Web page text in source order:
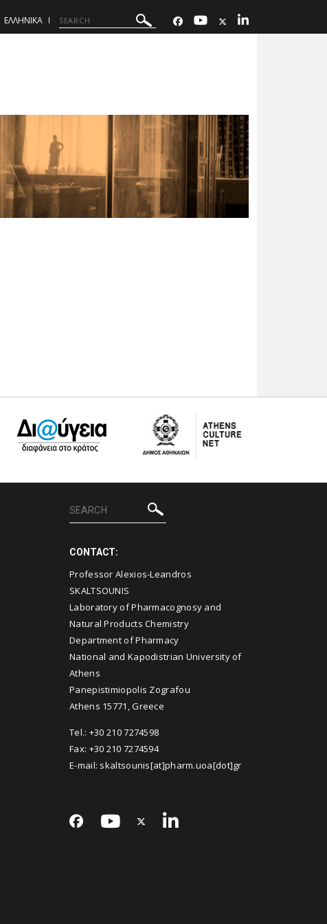
ΕΛΛΗΝΙΚΑ
CONTACT:
Professor Alexios-Leandros
SKALTSOUNIS
Laboratory of Pharmacognosy and
Natural Products Chemistry
Department of Pharmacy
National and Kapodistrian University of
Athens
Panepistimiopolis Zografou
Athens 15771, Greece
Tel.: +30 210 7274598
Fax: +30 210 7274594
E-mail: skaltsounis[at]pharm.uoa[dot]gr